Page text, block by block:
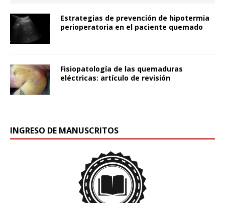
Estrategias de prevención de hipotermia
perioperatoria en el paciente quemado
Fisiopatología de las quemaduras
eléctricas: artículo de revisión
INGRESO DE MANUSCRITOS